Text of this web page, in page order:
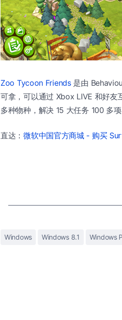
Zoo Tycoon Friends是由
可拿，可以通过 Xbox LIVE 和好
多种物种，解决 15 大任务 100 多
直达：微软中国官方商城 - 购买
Windows Windows 8.1 Windows